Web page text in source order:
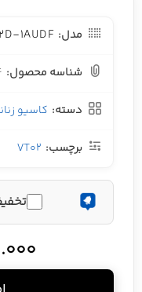
مدل: 1AUDF
شناسه محصول:
دسته: کاسیو
برچسب: VT02